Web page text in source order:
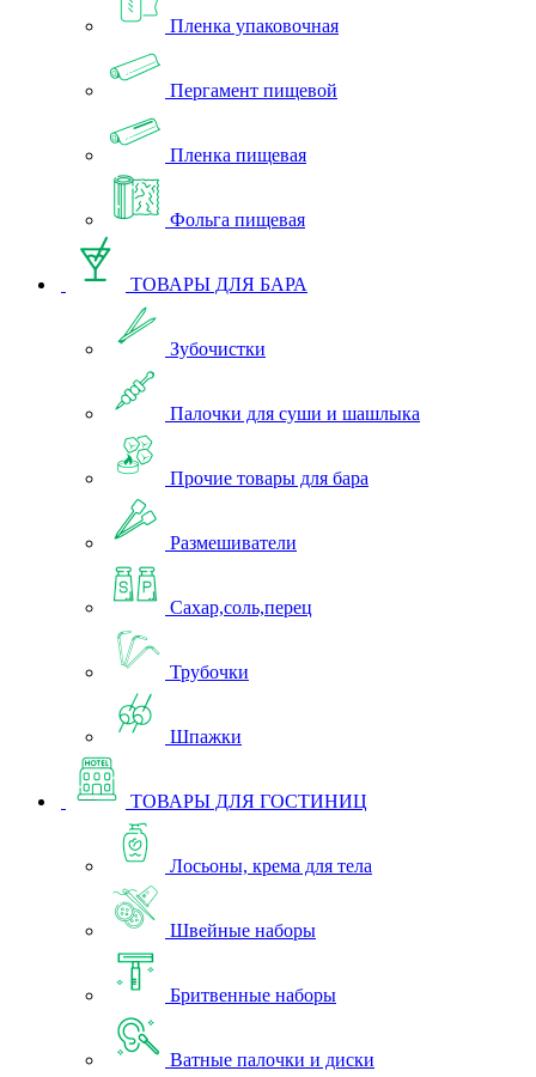
Пленка упаковочная
Пергамент пищевой
Пленка пищевая
Фольга пищевая
ТОВАРЫ ДЛЯ БАРА
Зубочистки
Палочки для суши и шашлыка
Прочие товары для бара
Размешиватели
Сахар,соль,перец
Трубочки
Шпажки
ТОВАРЫ ДЛЯ ГОСТИНИЦ
Лосьоны, крема для тела
Швейные наборы
Бритвенные наборы
Ватные палочки и диски